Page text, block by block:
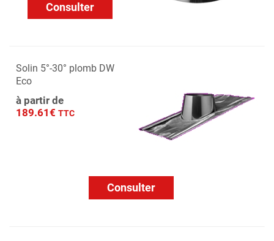
Consulter
Solin 5°-30° plomb DW
Eco
à partir de
189.61€ TTC
Consulter